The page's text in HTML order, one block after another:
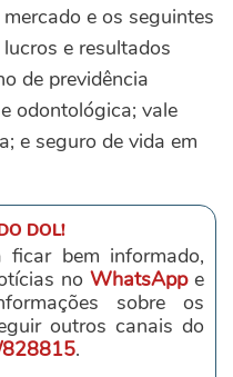
e os seguintes
e resultados
de previdência
odontológica; vale
e seguro de vida em
DOL!
ficar bem informado,
noWhatsAppe
sobre os
outros canais do
828815.